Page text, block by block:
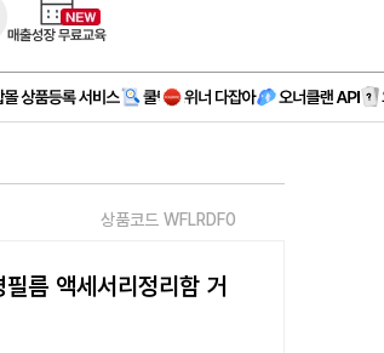
상품코드 WFLRDF0
름 액세서리정리함 거